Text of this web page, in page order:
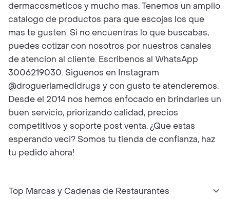
dermacosmeticos y mucho mas. Tenemos un amplio
catalogo de productos para que escojas los que
mas te gusten. Si no encuentras lo que buscabas,
puedes cotizar con nosotros por nuestros canales
de atencion al cliente. Escribenos al WhatsApp
3006219030. Siguenos en Instagram
@drogueriamedidrugs y con gusto te atenderemos.
Desde el 2014 nos hemos enfocado en brindarles un
buen servicio, priorizando calidad, precios
competitivos y soporte post venta. ¿Que estas
esperando veci? Somos tu tienda de confianza, haz
tu pedido ahora!
Top Marcas y Cadenas de Restaurantes